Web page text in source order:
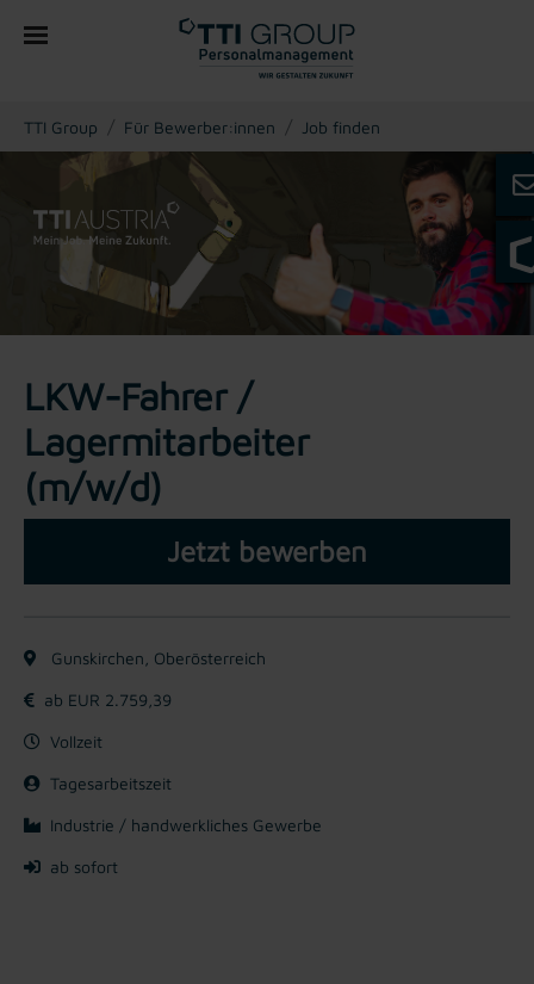
You are here:
TTI Group Für Bewerber:innen Job finden
LKW-Fahrer /
Lagermitarbeiter
(m/w/d)
Jetzt bewerben
Gunskirchen, Oberösterreich
ab EUR 2.759,39
Vollzeit
Tagesarbeitszeit
Industrie / handwerkliches Gewerbe
ab sofort